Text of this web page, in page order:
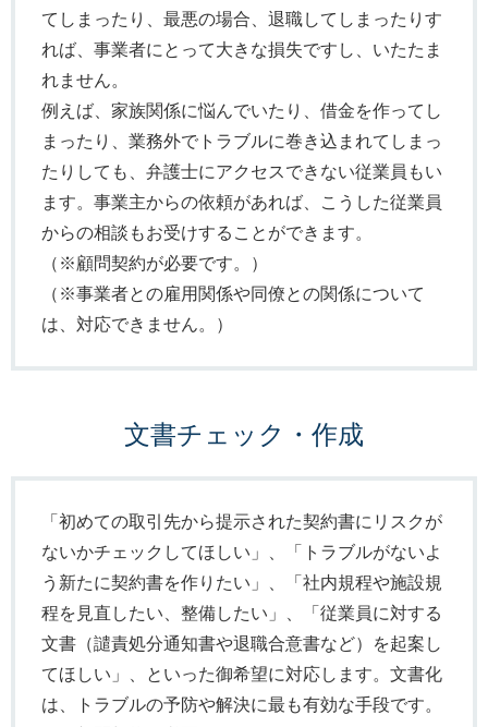
てしまったり、最悪の場合、退職してしまったりす
れば、事業者にとって大きな損失ですし、いたたま
れません。
例えば、家族関係に悩んでいたり、借金を作ってし
まったり、業務外でトラブルに巻き込まれてしまっ
たりしても、弁護士にアクセスできない従業員もい
ます。事業主からの依頼があれば、こうした従業員
からの相談もお受けすることができます。
（※顧問契約が必要です。）
（※事業者との雇用関係や同僚との関係について
は、対応できません。）
文書チェック・作成
「初めての取引先から提示された契約書にリスクが
ないかチェックしてほしい」、「トラブルがないよ
う新たに契約書を作りたい」、「社内規程や施設規
程を見直したい、整備したい」、「従業員に対する
文書（譴責処分通知書や退職合意書など）を起案し
てほしい」、といった御希望に対応します。文書化
は、トラブルの予防や解決に最も有効な手段です。